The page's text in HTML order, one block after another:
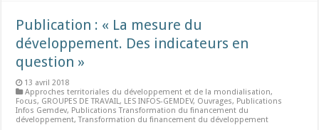
Publication : « La mesure du
développement. Des indicateurs en
question »
13 avril 2018
Approches territoriales du développement et de la mondialisation,
Focus, GROUPES DE TRAVAIL, LES INFOS-GEMDEV, Ouvrages, Publications
Infos Gemdev, Publications Transformation du financement du
développement,Transformation du financement du développement